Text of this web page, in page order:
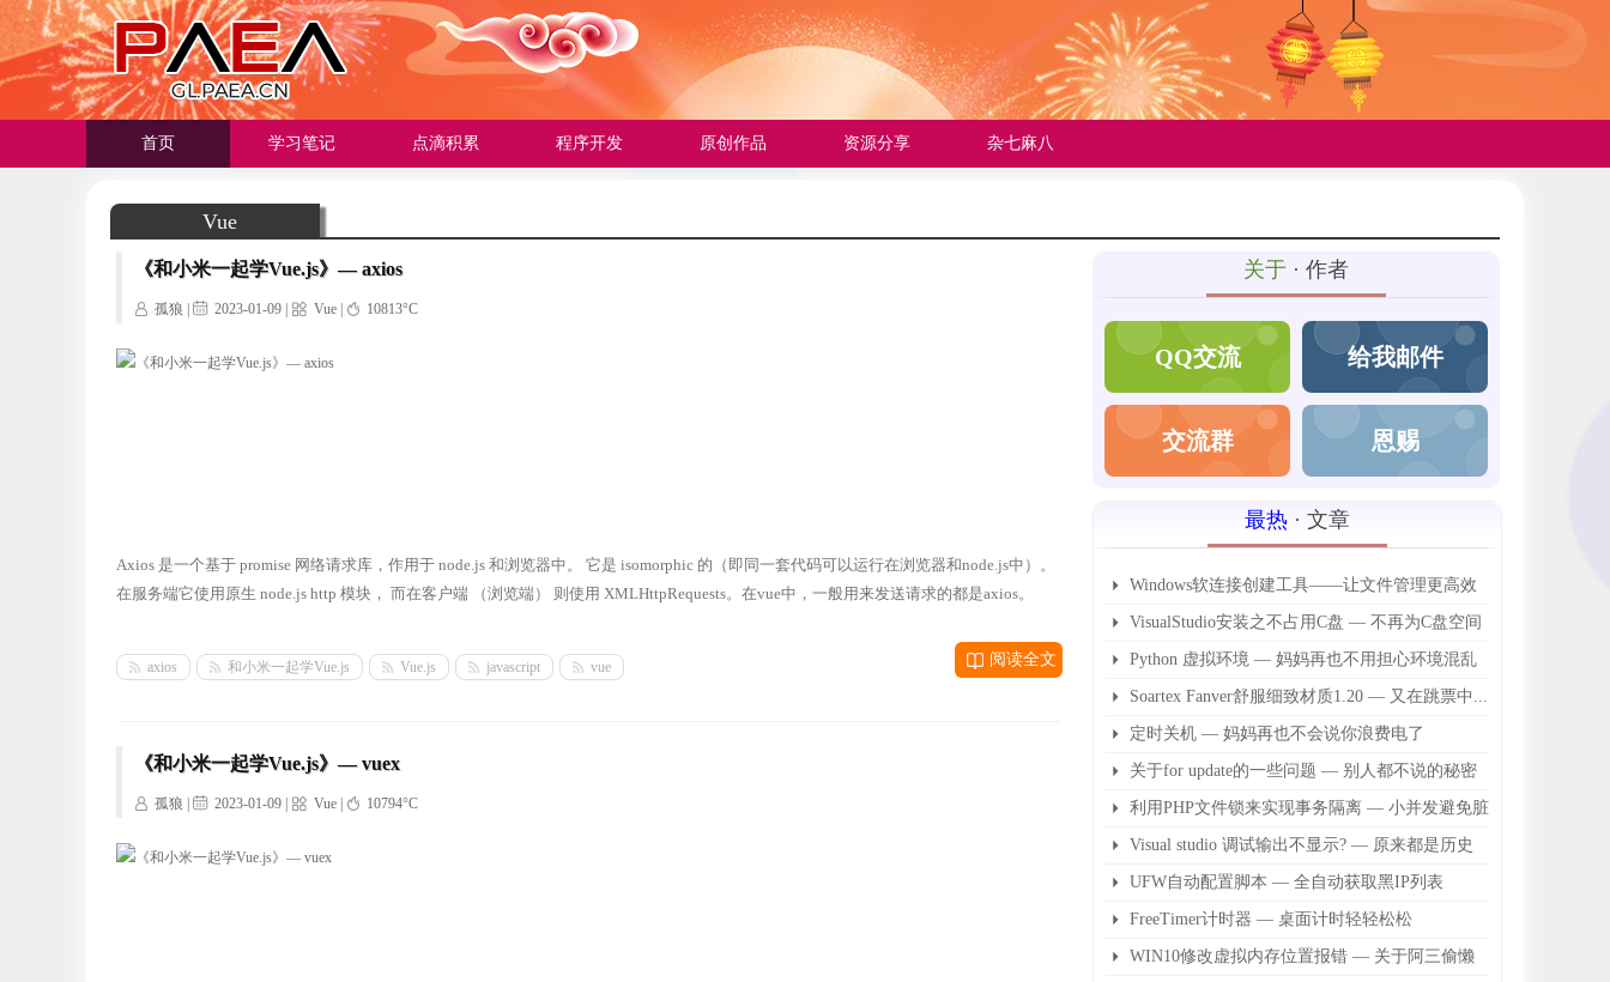
首页 学习笔记 点滴积累 程序开发 原创作品 资源分享 杂七麻八
Vue
《和小米一起学Vue.js》— axios
孤狼 | 2023-01-09 | Vue 10813°C
Axios 是一个基于 promise 网络请求库，作用于 node.js 和浏览器中。 它是 isomorphic 的（即同一套代码可以运行在浏览器和node.js中）。
在服务端它使用原生 node.js http 模块， 而在客户端 （浏览端） 则使用 XMLHttpRequests。在vue中，一般用来发送请求的都是axios。
axios 和小米一起学Vue.js Vue.js javascript vue 阅读全文
《和小米一起学Vue.js》— vuex
孤狼 | 2023-01-09 | Vue 10794°C
关于 · 作者
QQ交流 给我邮件
交流群 恩赐
最热 · 文章
​Windows软连接创建工具——让文件管理更高效
VisualStudio安装之不占用C盘 — 不再为C盘空间
不足而担心
Python 虚拟环境 — 妈妈再也不用担心环境混乱
了
Soartex Fanver舒服细致材质1.20 — 又在跳票中...
定时关机 — 妈妈再也不会说你浪费电了
关于for update的一些问题 — 别人都不说的秘密
利用PHP文件锁来实现事务隔离 — 小并发避免脏
读
Visual studio 调试输出不显示? — 原来都是历史
问题
UFW自动配置脚本 — 全自动获取黑IP列表
FreeTimer计时器 — 桌面计时轻轻松松
WIN10修改虚拟内存位置报错 — 关于阿三偷懒